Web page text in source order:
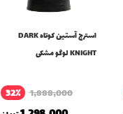
استرج آستین کوتاه DARK
KNIGHT لوگو مشکی
1,888,000 32٪